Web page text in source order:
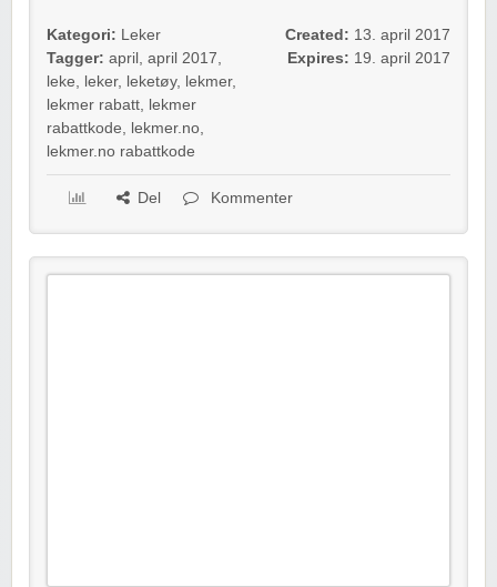
Kategori: Leker
Tagger: april , april 2017,
leke, leker, leketøy, lekmer,
lekmer rabatt, lekmer
rabattkode, lekmer.no,
lekmer.no rabattkode
Created: 13. april 2017
Expires: 19. april 2017
Del Kommenter